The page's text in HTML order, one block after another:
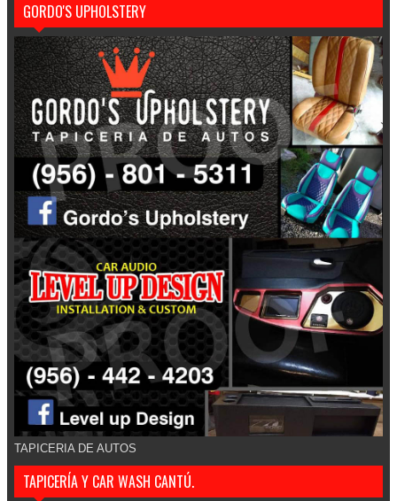
GORDO'S UPHOLSTERY
TAPICERIA DE AUTOS
TAPICERÍA Y CAR WASH CANTÚ.